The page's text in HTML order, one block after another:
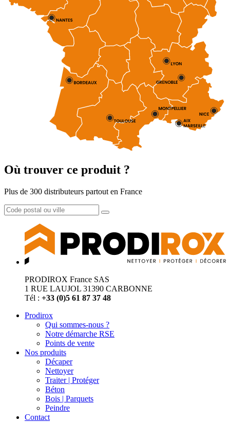
Où trouver ce produit ?
Plus de 300 distributeurs partout en France
PRODIROX France SAS
1 RUE LAUJOL 31390 CARBONNE
Tél : +33 (0)5 61 87 37 48
Prodirox
Qui sommes-nous ?
Notre démarche RSE
Points de vente
Nos produits
Décaper
Nettoyer
Traiter | Protéger
Béton
Bois | Parquets
Peindre
Contact